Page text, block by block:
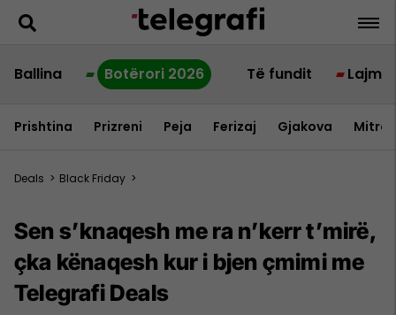
Ballina Botërori 2026 Të fundit Lajme
Prishtina Prizreni Peja Ferizaj Gjakova
Deals > Black Friday >
Sen s’knaqesh me ra n’kerr t’mirë,
çka kënaqesh kur i bjen çmimi me
Telegrafi Deals